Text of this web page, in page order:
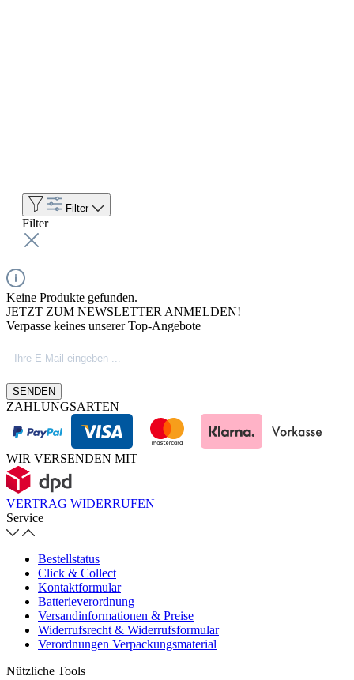
Filter
Filter
Keine Produkte gefunden.
JETZT ZUM NEWSLETTER ANMELDEN!
Verpasse keines unserer Top-Angebote
SENDEN
ZAHLUNGSARTEN
WIR VERSENDEN MIT
VERTRAG WIDERRUFEN
Service
Bestellstatus
Click & Collect
Kontaktformular
Batterieverordnung
Versandinformationen & Preise
Widerrufsrecht & Widerrufsformular
Verordnungen Verpackungsmaterial
Nützliche Tools